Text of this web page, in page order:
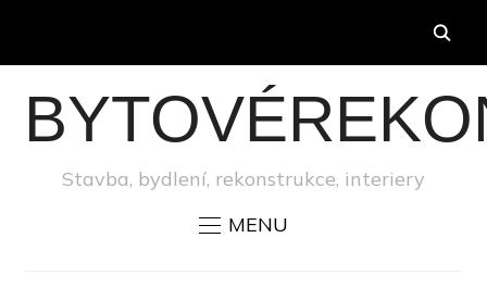
Stavba, bydlení, rekonstrukce, interiery
MENU